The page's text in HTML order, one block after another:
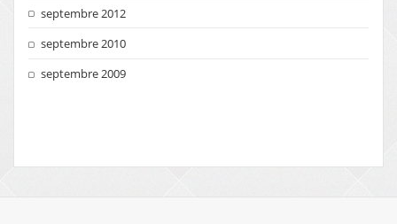
septembre 2012
septembre 2010
septembre 2009